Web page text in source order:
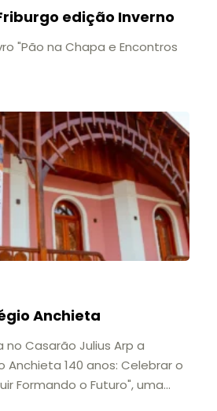
edição Inverno
"Pão na Chapa e Encontros
Anchieta
no Casarão Julius Arp a
Anchieta 140 anos: Celebrar o
Formando o Futuro", uma